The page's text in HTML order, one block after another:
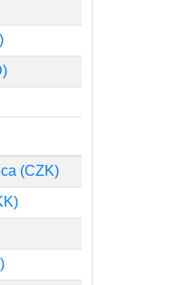
(CZK)